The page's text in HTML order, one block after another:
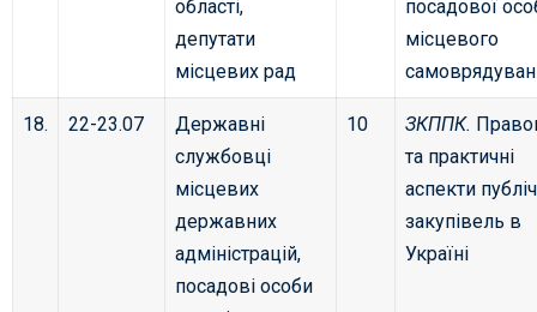
області,
депутати
місцевих рад
посадової
місцевого
18. 22-23.07
Державні
службовці
місцевих
державних
адміністрацій,
посадові особи
10 ЗКППК.
та практичні
аспекти
закупівель в
Україні